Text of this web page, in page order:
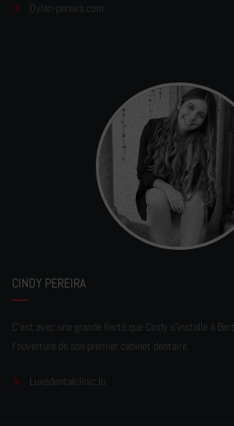
Dylan-pereira.com
CINDY PEREIRA
C'est avec une grande fierté que Cindy s'installe à
l'ouverture de son premier cabinet dentaire.
Luxedentalclinic.lu